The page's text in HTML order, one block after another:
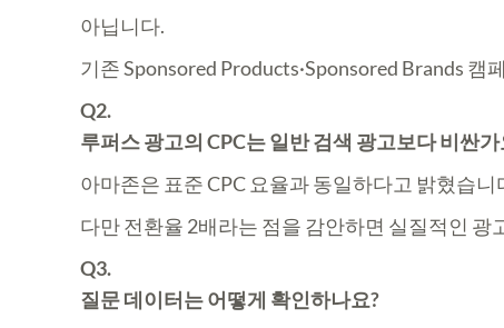
아닙니다.
기존 Sponsored Products·Sponsored Brands 캠
Q2.
루퍼스 광고의 CPC는 일반 검색 광고보다 비싼가
아마존은 표준 CPC 요율과 동일하다고 밝혔습니
다만 전환율 2배라는 점을 감안하면 실질적인 광
Q3.
질문 데이터는 어떻게 확인하나요?